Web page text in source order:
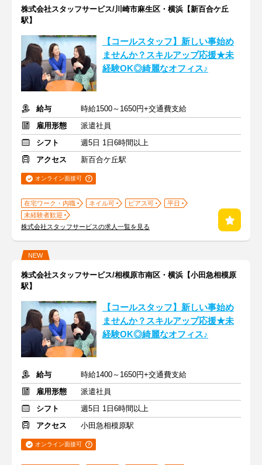
株式会社スタッフサービス/川崎市麻生区・横浜【新百合ケ丘
駅】
【コールスタッフ】新しい事始め
ませんか？スキルアップ応援★未
経験OK◎綺麗なオフィス♪
給与
時給1500～1650円+交通費支給
雇用形態
派遣社員
シフト
週5日 1日6時間以上
アクセス
新百合ケ丘駅
オンライン面接可
在宅ワーク・内職 ネイル可 ピアス可
平日
未経験者歓迎
株式会社スタッフサービスの求人一覧を見る
NEW
株式会社スタッフサービス/相模原市南区・横浜【小田急相模原
駅】
【コールスタッフ】新しい事始め
ませんか？スキルアップ応援★未
経験OK◎綺麗なオフィス♪
給与
時給1400～1650円+交通費支給
雇用形態
派遣社員
シフト
週5日 1日6時間以上
アクセス
小田急相模原駅
オンライン面接可